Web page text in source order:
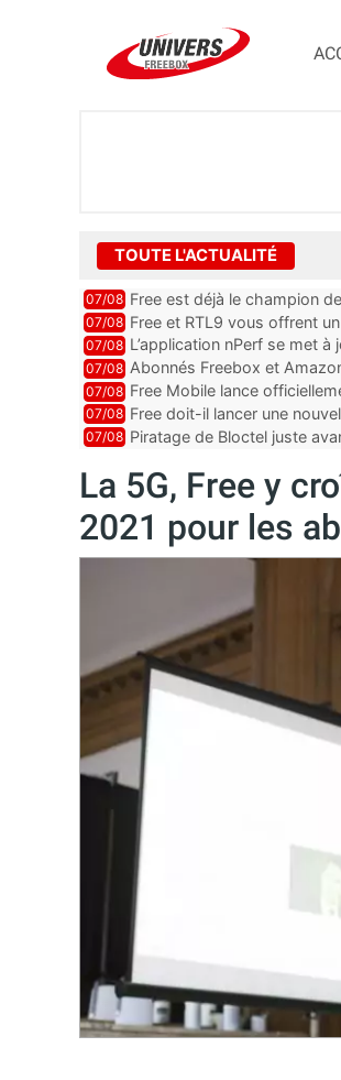
TOUTE L'ACTUALITÉ
07/08 Free est déjà le champion
encore au moin...
07/08 Free et RTL9 vous offrent
l’obtenir
07/08 L’application nPerf se met
Mobile, Orange, SFR ...
07/08 Abonnés Freebox et
07/08 Free Mobile lance
des promos et des cadeaux
07/08 Free doit-il lancer une
07/08 Piratage de Bloctel juste
La 5G, Free y
2021 pour les